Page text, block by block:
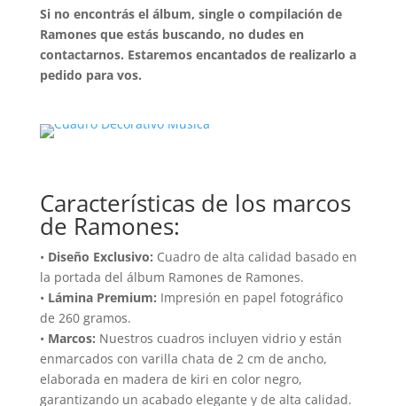
Si no encontrás el álbum, single o compilación de
Ramones que estás buscando, no dudes en
contactarnos. Estaremos encantados de realizarlo a
pedido para vos.
Características de los marcos
de Ramones:
• Diseño Exclusivo: Cuadro de alta calidad basado en
la portada del álbum Ramones de Ramones.
• Lámina Premium: Impresión en papel fotográfico
de 260 gramos.
• Marcos: Nuestros cuadros incluyen vidrio y están
enmarcados con varilla chata de 2 cm de ancho,
elaborada en madera de kiri en color negro,
garantizando un acabado elegante y de alta calidad.